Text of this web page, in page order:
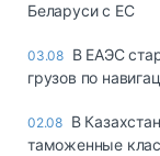
Беларуси с ЕС
03.08 В ЕАЭС
грузов по
02.08 В
таможенные